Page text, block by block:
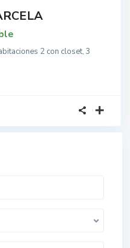
2 con closet, 3